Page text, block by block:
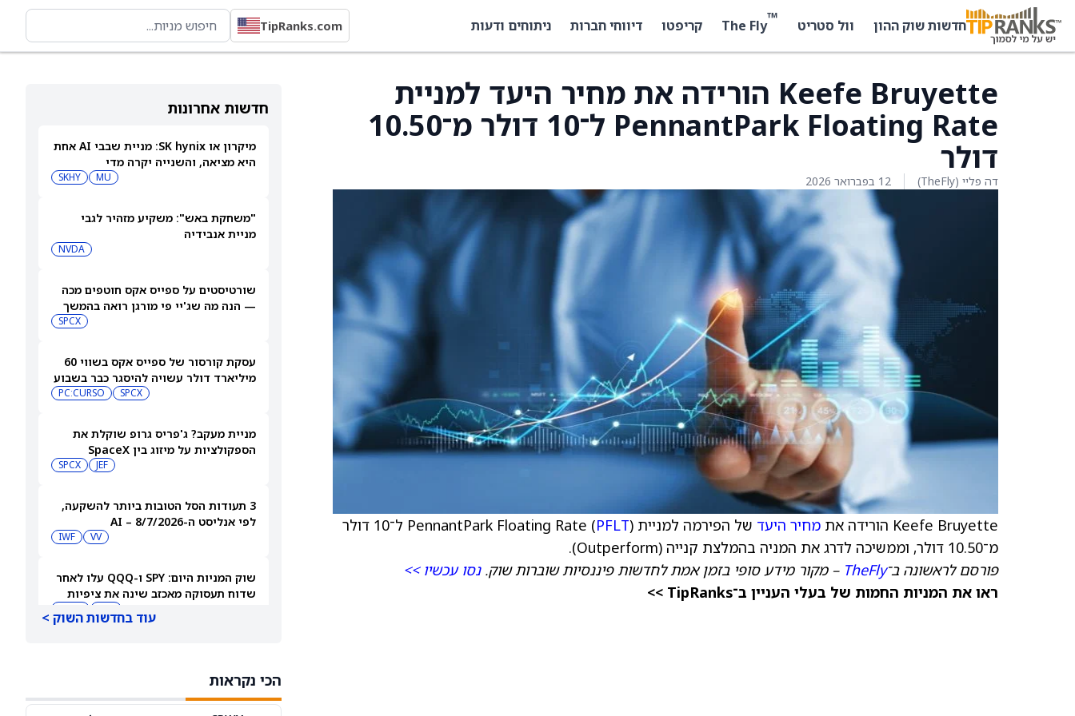
חדשות שוק ההון וול סטריט ™
The Fly קריפטו דיווחי חברות ניתוחים ודעות TipRanks.com
חדשות אחרונות
מיקרון או SK hynix: מניית שבבי AI אחת
היא מציאה, והשנייה יקרה מדי
MU
SKHY
"משחקת באש": משקיע מזהיר לגבי
מניית אנבידיה
NVDA
שורטיסטים על ספייס אקס חוטפים מכה
— הנה מה שג'יי פי מורגן רואה בהמשך
SPCX
עסקת קורסור של ספייס אקס בשווי 60
מיליארד דולר עשויה להיסגר כבר בשבוע
SPCX
PC:CURSO
מניית מעקב? ג'פריס גרופ שוקלת את
הספקולציות על מיזוג בין SpaceX
JEF
SPCX
3 תעודות הסל הטובות ביותר להשקעה,
לפי אנליסט ה-AI – 8/7/2026
VV
IWF
שוק המניות היום: SPY ו-QQQ עלו לאחר
שדוח תעסוקה מאכזב שינה את ציפיות
עוד בחדשות השוק >
הכי נקראות
Keefe Bruyette הורידה את מחיר היעד למניית
PennantPark Floating Rate ל־10 דולר מ־10.50
דולר
דה פליי (TheFly) 12 בפברואר 2026
Keefe Bruyette הורידה את מחיר היעד של הפירמה למניית PennantPark Floating Rate ( PFLT
) ל־10 דולר
מ־10.50 דולר, וממשיכה לדרג את המניה בהמלצת קנייה (Outperform).
פורסם לראשונה ב־TheFly – מקור מידע סופי בזמן אמת לחדשות פיננסיות שוברות שוק.נסו עכשיו >>
ראו את המניות החמות של בעלי העניין ב־TipRanks >>